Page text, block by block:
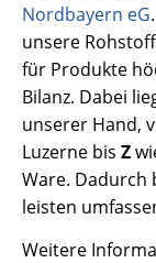
Nordbayern eG
unsere
für Produkte
Bilanz. Dabei
unserer Hand,
Luzerne bis Z
Ware. Dadurch
leisten
Weitere